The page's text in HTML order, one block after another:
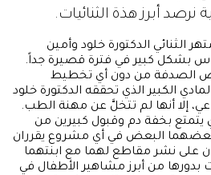
نرصد أبرز هذة الثنائيات.
الثنائي الدكتورة خلود وأمين
بشكل كبير في فترة قصيرة جداً.
الصدفة من دون أي تخطيط
الكبير الذي تحققه الدكتورة خلود
إلا أنها لم تتخلَّ عن مهنة الطب.
يتمتع بخفة دم وقبول كبيرين من
بعضهما البعض في أي مشروع يقرران
على نشر مقاطع لهما مع ابنتهما
بدورها من أبرز مشاهير الأطفال في